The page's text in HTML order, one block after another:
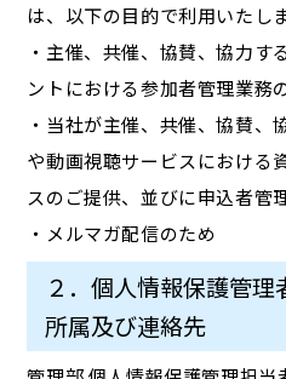
は、以下の目的で利用いたしま
・主催、共催、協賛、協力す
ントにおける参加者管理業務
・当社が主催、共催、協賛、
や動画視聴サービスにおける
スのご提供、並びに申込者管
・メルマガ配信のため
２．個人情報保護管理
所属及び連絡先